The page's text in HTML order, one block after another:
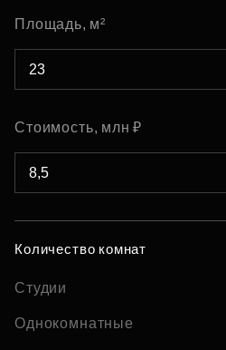
Площадь, м²
Стоимость, млн ₽
Количество комнат
Студии
Однокомнатные